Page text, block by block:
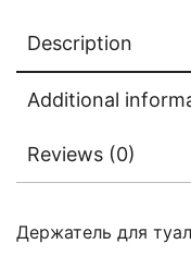
Description
Additional
Reviews (0)
Держатель для